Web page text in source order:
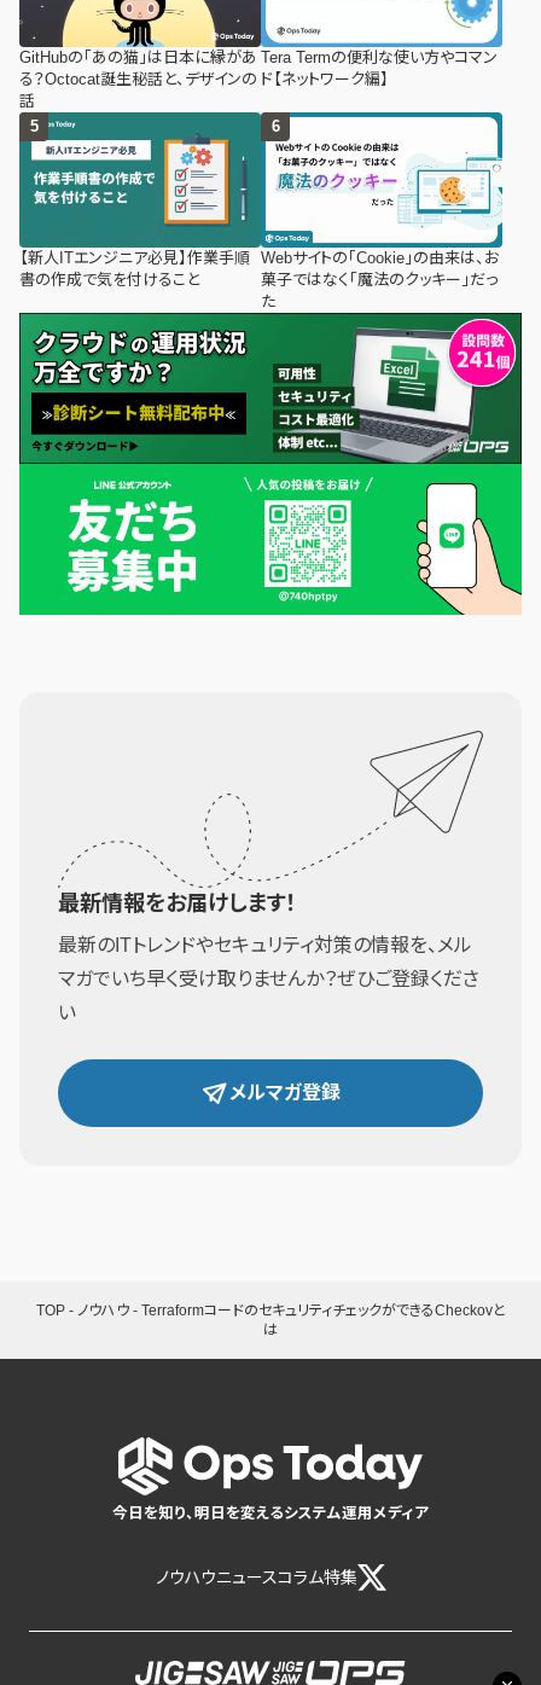
GitHubの「あの猫」は日本に縁があ
る？Octocat誕生秘話と、デザインの
話
Tera Termの便利な使い方やコマン
ド【ネットワーク編】
【新人ITエンジニア必見】作業手順
書の作成で気を付けること
Webサイトの「Cookie」の由来は、お
菓子ではなく「魔法のクッキー」だっ
た
最新情報をお届けします！
最新のITトレンドやセキュリティ対策の情報を、メル
マガでいち早く受け取りませんか？ぜひご登録くださ
い
メルマガ登録
TOP- ノウハウ- TerraformコードのセキュリティチェックができるCheckovと
は
今日を知り、明日を変えるシステム運用メディア
ノウハウニュースコラム特集